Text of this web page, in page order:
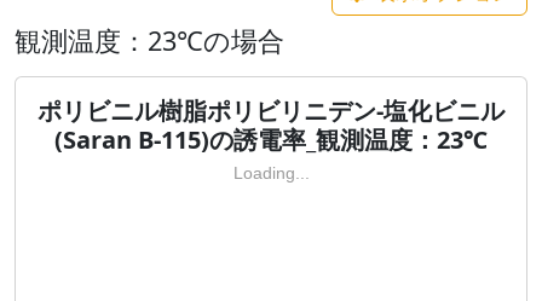
観測温度：23℃の場合
ポリビニル樹脂ポリビリニデン-塩化ビニル
(Saran B-115)の誘電率_観測温度：23℃
Loading...